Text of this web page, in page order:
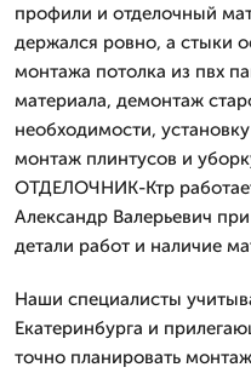
профили и отделочный
держался ровно, а стыки
монтажа потолка из пвх
материала, демонтаж
необходимости,
монтаж плинтусов и
ОТДЕЛОЧНИК-Ктр
Александр Валерьевич
детали работ и наличие
Наши специалисты
Екатеринбурга и
точно планировать